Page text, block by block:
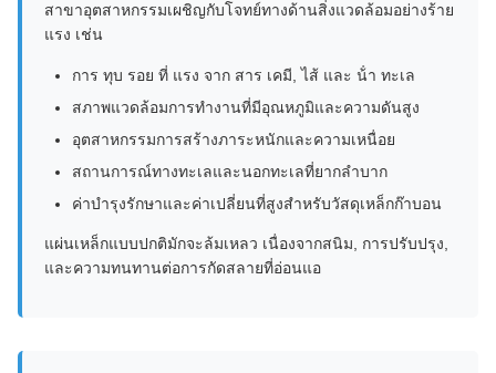
สาขาอุตสาหกรรมเผชิญกับโจทย์ทางด้านสิ่งแวดล้อมอย่างร้าย
แรง เช่น
การ ทุบ รอย ที่ แรง จาก สาร เคมี, ไส้ และ น้ํา ทะเล
สภาพแวดล้อมการทํางานที่มีอุณหภูมิและความดันสูง
อุตสาหกรรมการสร้างภาระหนักและความเหนื่อย
สถานการณ์ทางทะเลและนอกทะเลที่ยากลําบาก
ค่าบํารุงรักษาและค่าเปลี่ยนที่สูงสําหรับวัสดุเหล็กก๊าบอน
แผ่นเหล็กแบบปกติมักจะล้มเหลว เนื่องจากสนิม, การปรับปรุง,
และความทนทานต่อการกัดสลายที่อ่อนแอ